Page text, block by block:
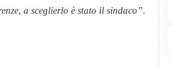
a sceglierlo è stato il sindaco”.